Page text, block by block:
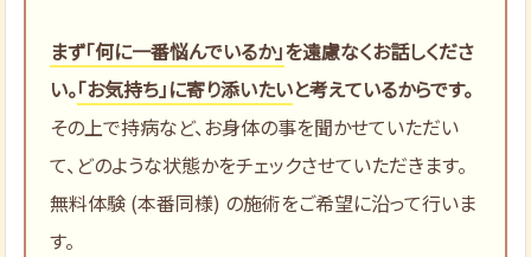
まず「何に一番悩んでいるか」を遠慮なくお話しくださ
い。「お気持ち」に寄り添いたいと考えているからです。
その上で持病など、お身体の事を聞かせていただい
て、どのような状態かをチェックさせていただきます。
無料体験 (本番同様) の施術をご希望に沿って行いま
す。